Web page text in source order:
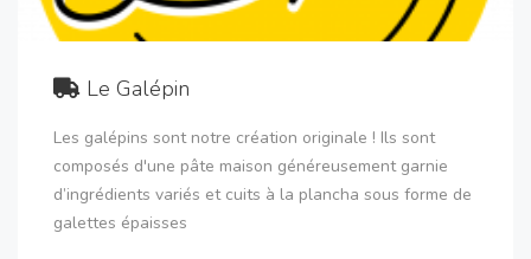
Le Galépin
Les galépins sont notre création originale ! Ils sont
composés d'une pâte maison généreusement garnie
d’ingrédients variés et cuits à la plancha sous forme de
galettes épaisses